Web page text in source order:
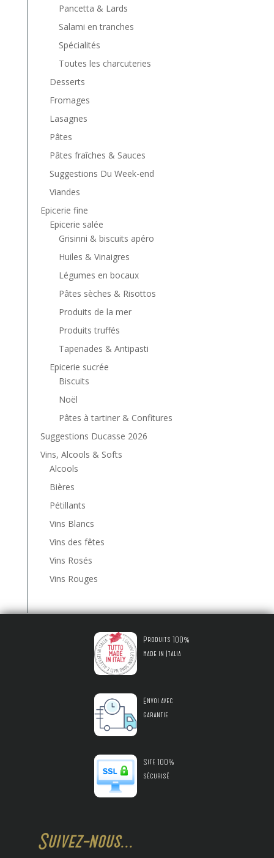
Pancetta & Lards
Salami en tranches
Spécialités
Toutes les charcuteries
Desserts
Fromages
Lasagnes
Pâtes
Pâtes fraîches & Sauces
Suggestions Du Week-end
Viandes
Epicerie fine
Epicerie salée
Grisinni & biscuits apéro
Huiles & Vinaigres
Légumes en bocaux
Pâtes sèches & Risottos
Produits de la mer
Produits truffés
Tapenades & Antipasti
Epicerie sucrée
Biscuits
Noël
Pâtes à tartiner & Confitures
Suggestions Ducasse 2026
Vins, Alcools & Softs
Alcools
Bières
Pétillants
Vins Blancs
Vins des fêtes
Vins Rosés
Vins Rouges
Produits 100%
made in Italia
Envoi avec
garantie
Site 100%
sécurisé
Suivez-nous...